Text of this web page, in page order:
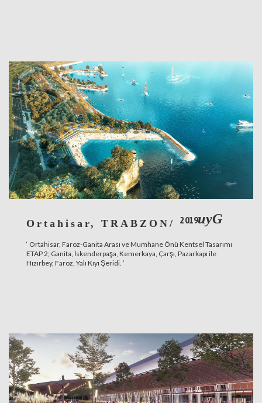
Ortahisar, TRABZON/ 2019uyG
‘ Ortahisar, Faroz-Ganita Arası ve Mumhane Önü Kentsel Tasarımı
ETAP 2; Ganita, İskenderpaşa, Kemerkaya, Çarşı, Pazarkapı ile
Hızırbey, Faroz, Yalı Kıyı Şeridi. ’